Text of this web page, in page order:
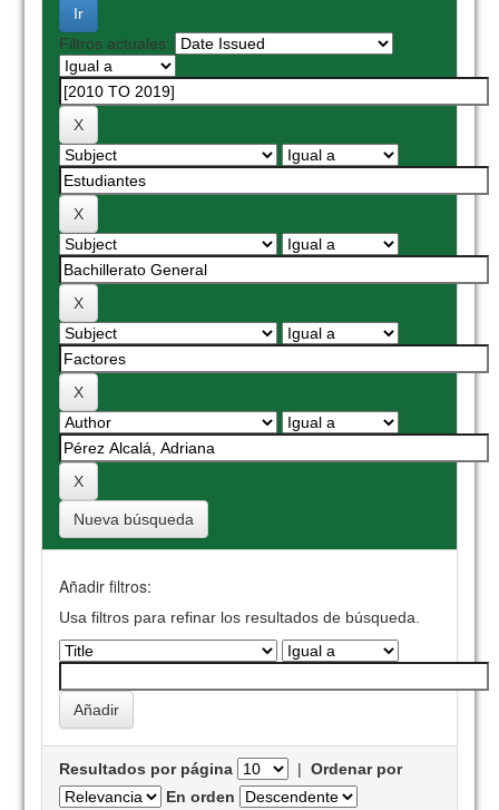
Filtros actuales:
Nueva búsqueda
Añadir filtros:
Usa filtros para refinar los resultados de búsqueda.
Resultados por página |Ordenar por
En orden